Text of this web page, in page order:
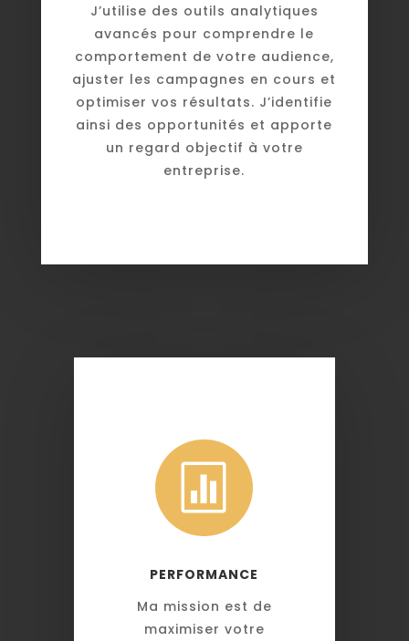
J’utilise des outils analytiques
avancés pour comprendre le
comportement de votre audience,
ajuster les campagnes en cours et
optimiser vos résultats. J’identifie
ainsi des opportunités et apporte
un regard objectif à votre
entreprise.

PERFORMANCE
Ma mission est de
maximiser votre